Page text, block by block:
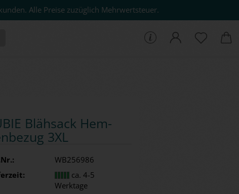
Alle Preise zuzüglich Mehrwertsteuer.
Bläh­sack Hem­
3XL
WB256986
ca. 4-5
Werktage